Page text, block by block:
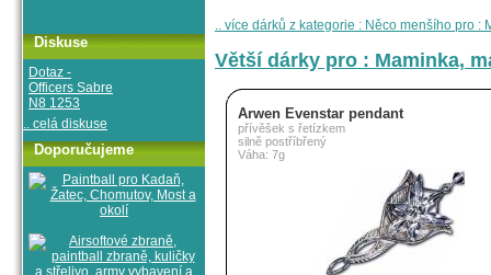
.. více dárků z kategorie : Něco menšího pro :
Větší dárky pro : Maminka,
Arwen Evenstar pendant
přívěšek s řetízkem
silně postříbřený
Váha: 7g
Diskuse
Dotaz -
Officers Sabre
N8 1253
.. celá diskuse
Doporučujeme